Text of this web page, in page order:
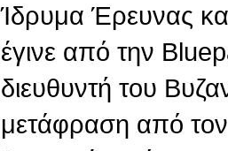
Ίδρυμα Έρευνας
έγινε από την
διευθυντή του
μετάφραση από